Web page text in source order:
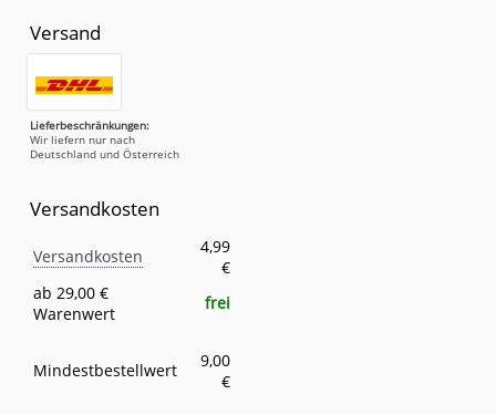
Versand
Lieferbeschränkungen:
Wir liefern nur nach
Deutschland und Österreich
Versandkosten
Eigenschaft
Versandkosten
4,99
€
ab 29,00 €
Warenwert
frei
Mindestbestellwert
9,00
€